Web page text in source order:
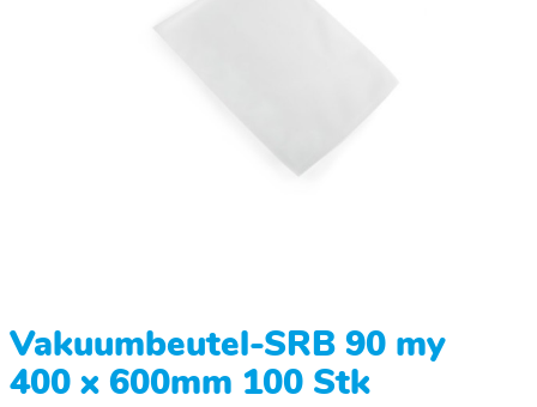
Vakuumbeutel-SRB 90 my
400 x 600mm 100 Stk